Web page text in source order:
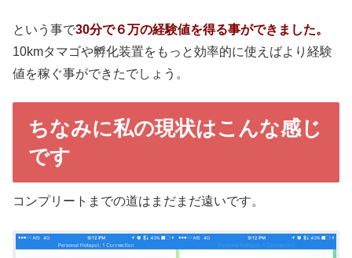
という事で30分で６万の経験値を得る事ができました。
10kmタマゴや孵化装置をもっと効率的に使えばより経験
値を稼ぐ事ができたでしょう。
ちなみに私の現状はこんな感じ
です
コンプリートまでの道はまだまだ遠いです。